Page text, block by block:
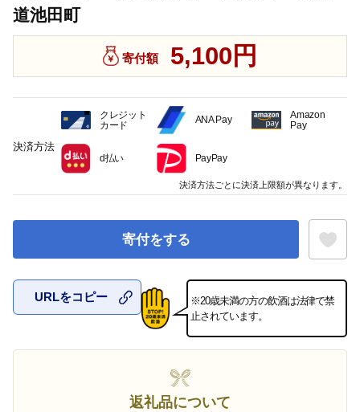
道池田町
寄付額 5,100円
寄付をする
お気に入
URLをコピー
※20歳未満の方の飲酒は法律で禁
止されています。
返礼品について
決済方法
クレジット
カード
ANA Pay
Amazon
Pay
d払い PayPay
決済方法ごとに決済上限額が異なります。